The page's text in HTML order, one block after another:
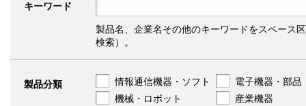
キーワード
製品名、企業名その他のキーワードをスペース
検索）。
製品分類 情報通信機器・ソフト
電子機器・部品
機械・ロボット
産業機器